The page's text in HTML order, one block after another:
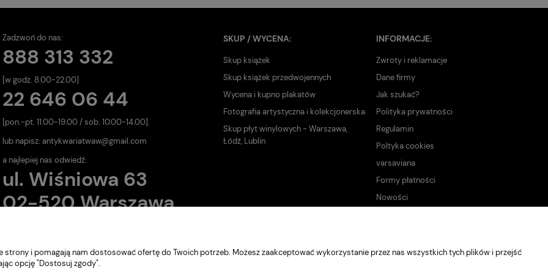
Zadzwoń do nas:
888 313 332
[w godz. 8.00-22.00]
22 646 06 44
[pon.-pt. 11.00-19.00 / sob. 10.00-14.00].
lub napisz: antykwariatwaw@gmail.com
a najlepiej nas odwiedź:
ul. Wiśniowa 63
02-520 Warszawa
SKUP / WYCENA:
Skup książek
Skup książek przedwojennych
Wycena i kupno plakatów
Fotografia artystyczna i kolekcjonerska
Skup płyt winylowych - Warszawa,
Łódź, Lublin
INFORMACJE:
Zwroty i reklamacje
Dane firmy
Jak szukać?
Polityka prywatności
Regulamin
Poltyka cookies
varsaviana
Formy płatności
Nowości
strony i pomagają nam dostosować ofertę do Twoich potrzeb. Możesz zaakceptować wykorzystanie przez nas wszystkich tych plików i przejść
opcję "Dostosuj zgody".